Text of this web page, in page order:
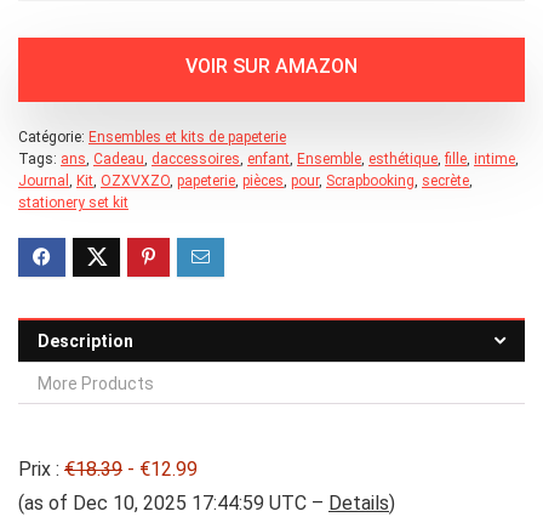
Catégorie: Ensembles et kits de papeterie
Tags: ans, Cadeau, daccessoires, enfant, Ensemble, esthétique,fille, intime,
Journal , Kit, OZXVXZO, papeterie, pièces, pour, Scrapbooking, secrète,
stationery set kit
Description
More Products
Prix : €18.39 - €12.99
(as of Dec 10, 2025 17:44:59 UTC – Details)